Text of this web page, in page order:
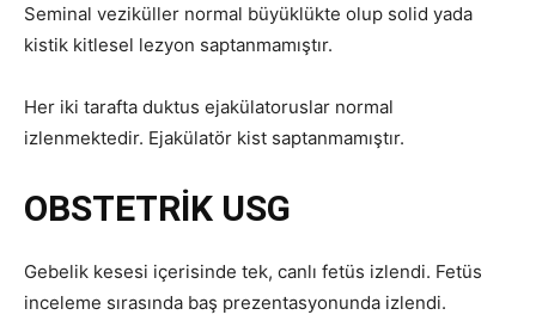
Seminal veziküller normal büyüklükte olup solid yada
kistik kitlesel lezyon saptanmamıştır.
Her iki tarafta duktus ejakülatoruslar normal
izlenmektedir. Ejakülatör kist saptanmamıştır.
OBSTETRİK USG
Gebelik kesesi içerisinde tek, canlı fetüs izlendi. Fetüs
inceleme sırasında baş prezentasyonunda izlendi.